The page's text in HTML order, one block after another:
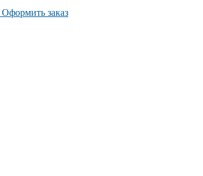
Оформить заказ